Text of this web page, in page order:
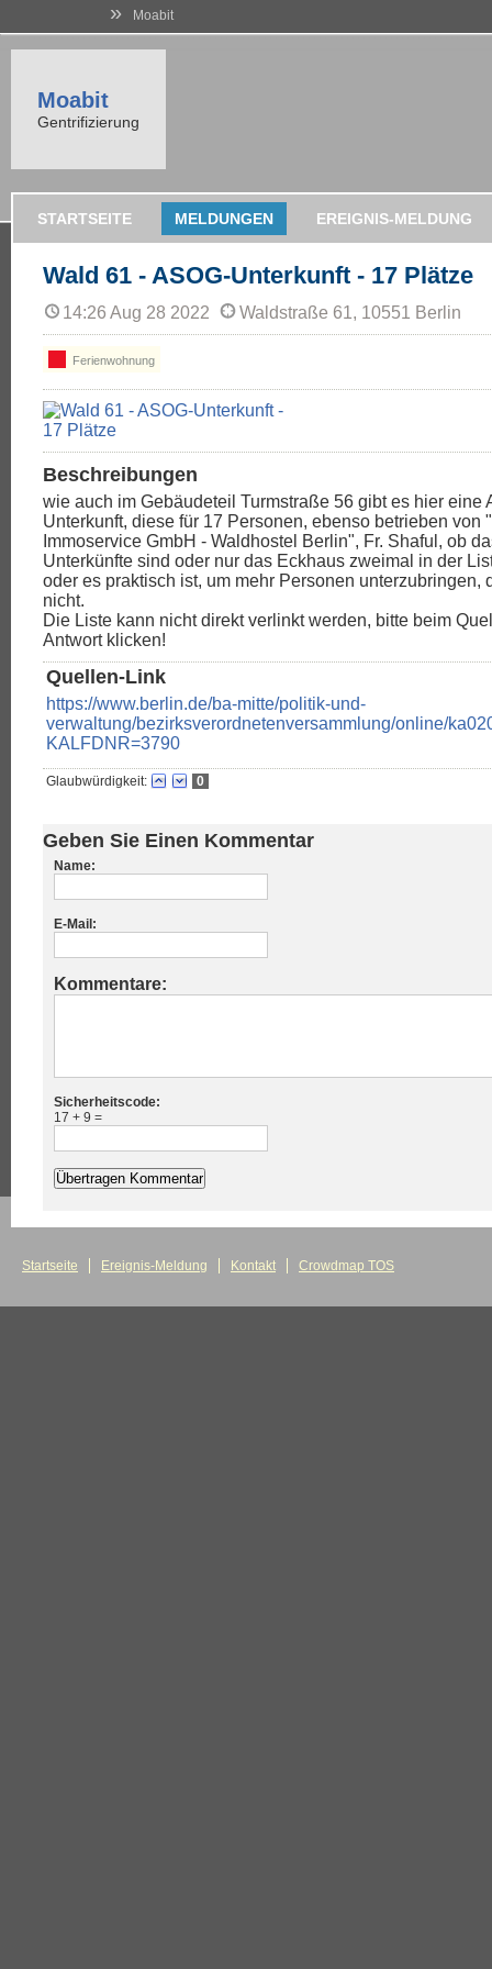
» Moabit
Moabit
Gentrifizierung
STARTSEITE MELDUNGEN EREIGNIS-MELDUNG
Wald 61 - ASOG-Unterkunft - 17 Plätze
14:26 Aug 28 2022 Waldstraße 61, 10551 Berlin
Ferienwohnung
Beschreibungen
wie auch im Gebäudeteil Turmstraße 56 gibt es hier eine
Unterkunft, diese für 17 Personen, ebenso betrieben von
Immoservice GmbH - Waldhostel Berlin", Fr. Shaful, ob
Unterkünfte sind oder nur das Eckhaus zweimal in der
oder es praktisch ist, um mehr Personen unterzubringen,
nicht.
Die Liste kann nicht direkt verlinkt werden, bitte beim
Antwort klicken!
Quellen-Link
https://www.berlin.de/ba-mitte/politik-und-
verwaltung/bezirksverordnetenversammlung/online/
KALFDNR=3790
Glaubwürdigkeit: 0
Geben Sie Einen Kommentar
Name:
E-Mail:
Kommentare:
Sicherheitscode:
17 + 9 =
Startseite Ereignis-Meldung Kontakt Crowdmap TOS